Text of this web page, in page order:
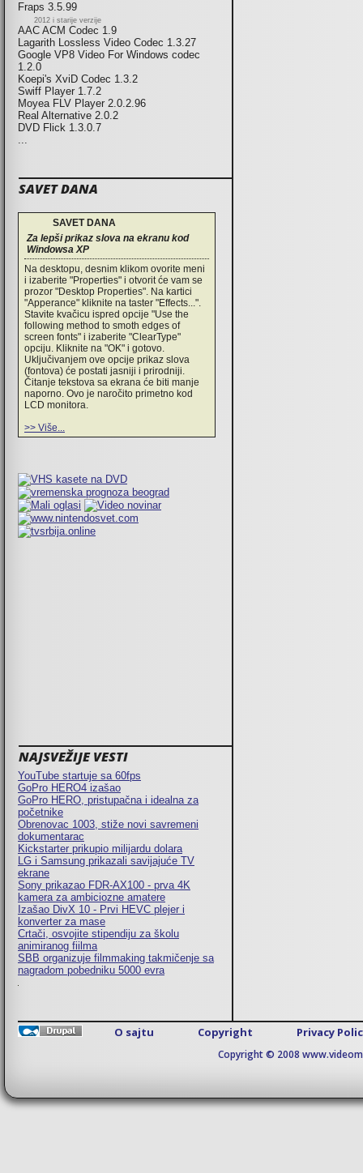
Fraps 3.5.99
2012 i starije verzije
AAC ACM Codec 1.9
Lagarith Lossless Video Codec 1.3.27
Google VP8 Video For Windows codec
1.2.0
Koepi's XviD Codec 1.3.2
Swiff Player 1.7.2
Moyea FLV Player 2.0.2.96
Real Alternative 2.0.2
DVD Flick 1.3.0.7
...
SAVET DANA
SAVET DANA
Za lepši prikaz slova na ekranu kod
Windowsa XP
Na desktopu, desnim klikom ovorite meni
i izaberite "Properties" i otvorit će vam se
prozor "Desktop Properties". Na kartici
"Apperance" kliknite na taster "Effects...".
Stavite kvačicu ispred opcije "Use the
following method to smoth edges of
screen fonts" i izaberite "ClearType"
opciju. Kliknite na "OK" i gotovo.
Uključivanjem ove opcije prikaz slova
(fontova) će postati jasniji i prirodniji.
Čitanje tekstova sa ekrana će biti manje
naporno. Ovo je naročito primetno kod
LCD monitora.
>> Više...
NAJSVEŽIJE VESTI
YouTube startuje sa 60fps
GoPro HERO4 izašao
GoPro HERO, pristupačna i idealna za
početnike
Obrenovac 1003, stiže novi savremeni
dokumentarac
Kickstarter prikupio milijardu dolara
LG i Samsung prikazali savijajuće TV
ekrane
Sony prikazao FDR-AX100 - prva 4K
kamera za ambiciozne amatere
Izašao DivX 10 - Prvi HEVC plejer i
konverter za mase
Crtači, osvojite stipendiju za školu
animiranog fiilma
SBB organizuje filmmaking takmičenje sa
nagradom pobedniku 5000 evra
O sajtu Copyright Privacy
Copyright © 2008